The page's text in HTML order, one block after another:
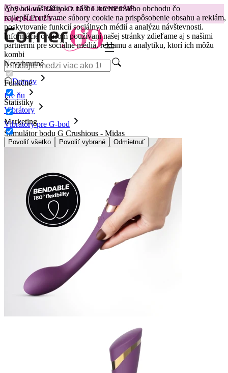
Aby bol váš zážitok z nášho internetového obchodu čo
najlepší.Používame súbory cookie na prispôsobenie obsahu a reklám,
poskytovanie funkcií sociálnych médií a analýzu návštevnosti.
Informácie o vašom používaní našej stránky zdieľame aj s našimi
partnermi pre sociálne médiá, reklamu a analytiku, ktorí ich môžu
kombi
Nevyhnutné
Funkčné
Štatistiky
Marketing
Povoliť všetko Povoliť vybrané Odmietnuť
😽Svakom Klitty: O 15 € LACNEJŠIE
Kód: KLITTY →
Domov
Pre ňu
Vibrátory
Vibrátory pre G-bod
Stimulátor bodu G Crushious - Midas